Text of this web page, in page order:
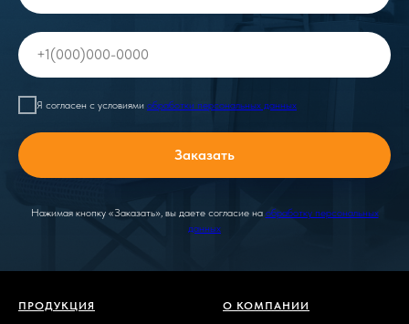
+1(000)000-0000
Я согласен с условиями обработки персональных данных
Заказать
Нажимая кнопку «Заказать», вы даете согласие на обработку персональных
данных
ПРОДУКЦИЯ О КОМПАНИИ